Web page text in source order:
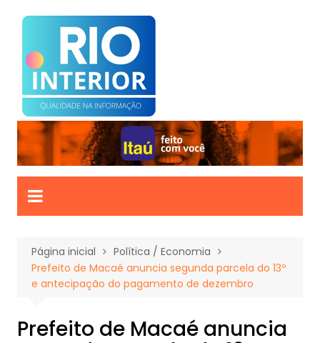
para
conteúdo
Página inicial
Política / Economia
Prefeito de Macaé anuncia segunda parcela do 13º
e antecipação do pagamento de dezembro
Prefeito de Macaé anuncia